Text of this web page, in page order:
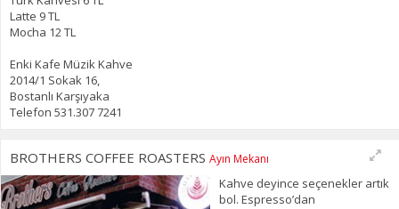
Latte 9 TL
Mocha 12 TL
Enki Kafe Müzik Kahve
2014/1 Sokak 16,
Bostanlı Karşıyaka
Telefon 531.307 7241
BROTHERS COFFEE ROASTERS Ayın Mekanı
Kahve deyince seçenekler artık
bol. Espresso’dan